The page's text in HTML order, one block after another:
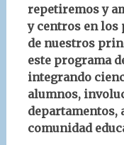
repetiremos y
y centros en los
de nuestros
este programa
integrando
alumnos,
departamentos,
comunidad